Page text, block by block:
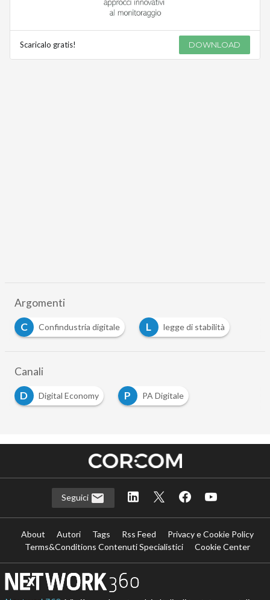
Scaricalo gratis! DOWNLOAD
Argomenti
C
Confindustria digitale L legge di stabilità
Canali
D
Digital Economy P PA Digitale
Seguici
About Autori Tags Rss Feed
Privacy e Cookie Policy
Terms&Conditions Contenuti Specialistici
Cookie Center